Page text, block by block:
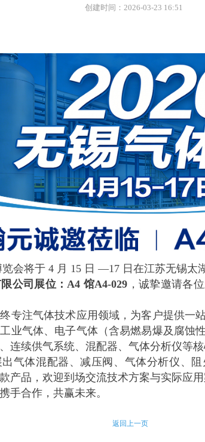
会将于 4 月 15 日 —17 日在江苏无锡太
公司展位：A4 馆A4-029 ，诚挚邀请各
专注气体技术应用领域，为客户提供一
业气体、电子气体（含易燃易爆及腐蚀
连续供气系统、混配器、气体分析仪等核
气体混配器、减压阀、气体分析仪、
产品，欢迎到场交流技术方案与实际应用
手合作，共赢未来。
创建时间： 2026-03-23 16:51
返回上一页